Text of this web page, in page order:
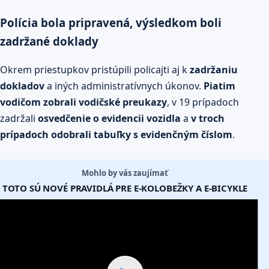
Polícia bola pripravená, výsledkom boli
zadržané doklady
Okrem priestupkov pristúpili policajti aj kzadržaniu
dokladova iných administratívnych úkonov. Piatim
vodičom zobrali vodičské preukazy, v 19 prípadoch
zadržali osvedčenie o evidencii vozidla a v troch
prípadoch odobrali tabuľky s evidenčným číslom.
Mohlo by vás zaujímať
TOTO SÚ NOVÉ PRAVIDLÁ PRE E-KOLOBEŽKY A E-BICYKLE